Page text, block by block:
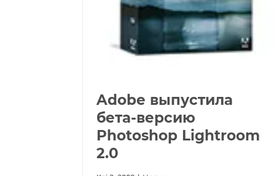
Adobe выпустила
бета-версию
Photoshop Lightroom
2.0